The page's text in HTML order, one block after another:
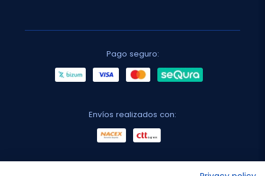
Pago seguro:
Envíos realizados con: